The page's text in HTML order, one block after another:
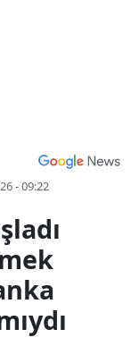
- 09:22